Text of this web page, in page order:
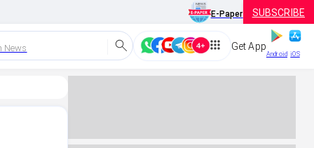
E-Paper SUBSCRIBE
News Get App
Android iOS